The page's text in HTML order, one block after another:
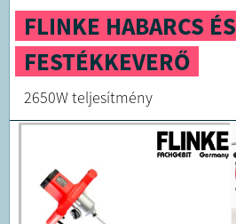
FLINKE HABARCS ÉS
FESTÉKKEVERŐ
2650W teljesítmény